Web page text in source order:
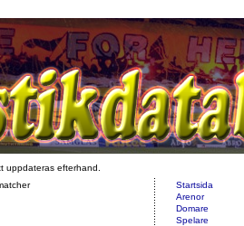
uppdateras efterhand.
Startsida
Arenor
Domare
Spelare